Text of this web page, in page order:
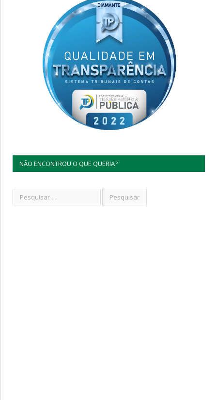
NÃO ENCONTROU O QUE QUERIA?